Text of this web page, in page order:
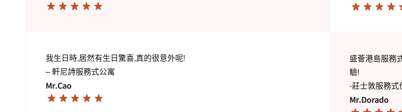
我生日時,居然有生日驚喜,真的很意外呢!
– 軒尼詩服務式公寓
Mr.Cao
盛薈港島服務
驗!
-莊士敦服務式
Mr.Dorado